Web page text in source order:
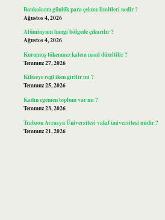
Bankaların günlük para çekme limitleri nedir ?
Ağustos 4, 2026
Alüminyum hangi bölgede çıkarılır ?
Ağustos 4, 2026
Kurumuş tükenmez kalem nasıl düzeltilir ?
Temmuz 27, 2026
Kiliseye regl iken girilir mi ?
Temmuz 25, 2026
Kadın egemen toplum var mı ?
Temmuz 23, 2026
Trabzon Avrasya Üniversitesi vakıf üniversitesi midir ?
Temmuz 21, 2026